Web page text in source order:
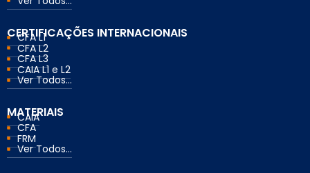
CERTIFICAÇÕES INTERNACIONAIS
CFA L1
CFA L2
CFA L3
CAIA L1 e L2
Ver Todos...
MATERIAIS
CAIA
CFA
FRM
Ver Todos...